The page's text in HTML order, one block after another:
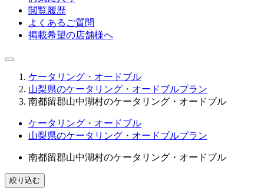
閲覧履歴
よくあるご質問
掲載希望の店舗様へ
ケータリング・オードブル
山梨県のケータリング・オードブルプラン
南都留郡山中湖村のケータリング・オードブル
ケータリング・オードブル
山梨県のケータリング・オードブルプラン
南都留郡山中湖村のケータリング・オードブル
絞り込む